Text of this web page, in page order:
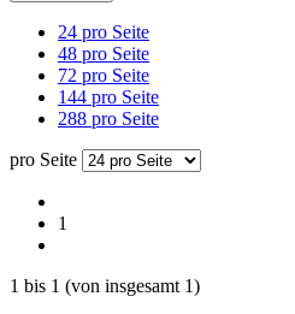
24 pro Seite
48 pro Seite
72 pro Seite
144 pro Seite
288 pro Seite
pro Seite
1
1 bis 1 (von insgesamt 1)